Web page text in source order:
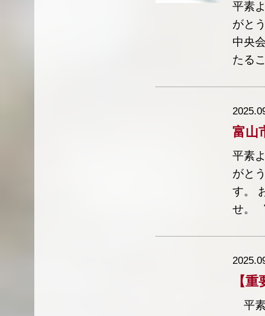
平素
がと
中央
たる
富山
平素
がと
す。
せ。
【
平素